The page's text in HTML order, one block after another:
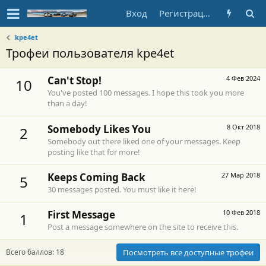
Вход Регистрация
kpe4et
Трофеи пользователя kpe4et
10 4 Фев 2024
Can't Stop!
You've posted 100 messages. I hope this took you more
than a day!
2 8 Окт 2018
Somebody Likes You
Somebody out there liked one of your messages. Keep
posting like that for more!
5 27 Мар 2018
Keeps Coming Back
30 messages posted. You must like it here!
1 10 Фев 2018
First Message
Post a message somewhere on the site to receive this.
Всего баллов: 18 Посмотреть все доступные трофеи